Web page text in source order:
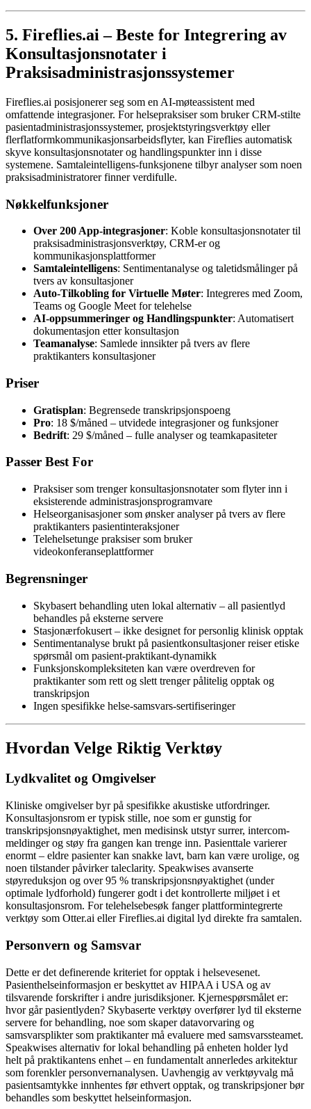
5. Fireflies.ai – Beste for Integrering av
Konsultasjonsnotater i
Praksisadministrasjonssystemer
Fireflies.ai posisjonerer seg som en AI-møteassistent med
omfattende integrasjoner. For helsepraksiser som bruker CRM-stilte
pasientadministrasjonssystemer, prosjektstyringsverktøy eller
flerflatformkommunikasjonsarbeidsflyter, kan Fireflies automatisk
skyve konsultasjonsnotater og handlingspunkter inn i disse
systemene. Samtaleintelligens-funksjonene tilbyr analyser som noen
praksisadministratorer finner verdifulle.
Nøkkelfunksjoner
Over 200 App-integrasjoner: Koble konsultasjonsnotater til
praksisadministrasjonsverktøy, CRM-er og
kommunikasjonsplattformer
Samtaleintelligens: Sentimentanalyse og taletidsmålinger på
tvers av konsultasjoner
Auto-Tilkobling for Virtuelle Møter: Integreres med Zoom,
Teams og Google Meet for telehelse
AI-oppsummeringer og Handlingspunkter: Automatisert
dokumentasjon etter konsultasjon
Teamanalyse: Samlede innsikter på tvers av flere
praktikanters konsultasjoner
Priser
Gratisplan: Begrensede transkripsjonspoeng
Pro: 18 $/måned – utvidede integrasjoner og funksjoner
Bedrift: 29 $/måned – fulle analyser og teamkapasiteter
Passer Best For
Praksiser som trenger konsultasjonsnotater som flyter inn i
eksisterende administrasjonsprogramvare
Helseorganisasjoner som ønsker analyser på tvers av flere
praktikanters pasientinteraksjoner
Telehelsetunge praksiser som bruker
videokonferanseplattformer
Begrensninger
Skybasert behandling uten lokal alternativ – all pasientlyd
behandles på eksterne servere
Stasjonærfokusert – ikke designet for personlig klinisk opptak
Sentimentanalyse brukt på pasientkonsultasjoner reiser etiske
spørsmål om pasient-praktikant-dynamikk
Funksjonskompleksiteten kan være overdreven for
praktikanter som rett og slett trenger pålitelig opptak og
transkripsjon
Ingen spesifikke helse-samsvars-sertifiseringer
Hvordan Velge Riktig Verktøy
Lydkvalitet og Omgivelser
Kliniske omgivelser byr på spesifikke akustiske utfordringer.
Konsultasjonsrom er typisk stille, noe som er gunstig for
transkripsjonsnøyaktighet, men medisinsk utstyr surrer, intercom-
meldinger og støy fra gangen kan trenge inn. Pasienttale varierer
enormt – eldre pasienter kan snakke lavt, barn kan være urolige, og
noen tilstander påvirker taleclarity. Speakwises avanserte
støyreduksjon og over 95 % transkripsjonsnøyaktighet (under
optimale lydforhold) fungerer godt i det kontrollerte miljøet i et
konsultasjonsrom. For telehelsebesøk fanger plattformintegrerte
verktøy som Otter.ai eller Fireflies.ai digital lyd direkte fra samtalen.
Personvern og Samsvar
Dette er det definerende kriteriet for opptak i helsevesenet.
Pasienthelseinformasjon er beskyttet av HIPAA i USA og av
tilsvarende forskrifter i andre jurisdiksjoner. Kjernespørsmålet er:
hvor går pasientlyden? Skybaserte verktøy overfører lyd til eksterne
servere for behandling, noe som skaper datavorvaring og
samsvarsplikter som praktikanter må evaluere med samsvarssteamet.
Speakwises alternativ for lokal behandling på enheten holder lyd
helt på praktikantens enhet – en fundamentalt annerledes arkitektur
som forenkler personvernanalysen. Uavhengig av verktøyvalg må
pasientsamtykke innhentes før ethvert opptak, og transkripsjoner bør
behandles som beskyttet helseinformasjon.